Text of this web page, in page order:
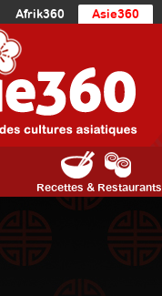
Afrik360 Asie360
Recettes & Restaurants